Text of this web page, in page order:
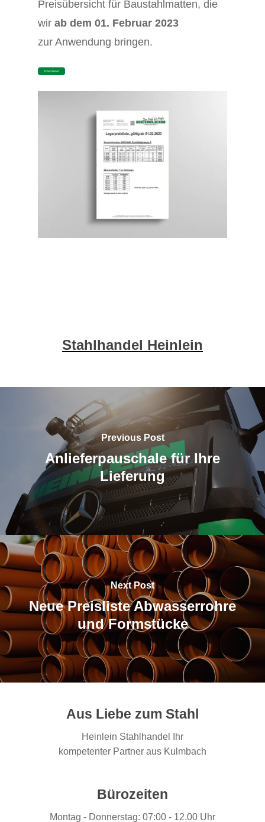
Preisübersicht für Baustahlmatten, die
wir ab dem 01. Februar 2023
zur Anwendung bringen.
Download
Stahlhandel Heinlein
Previous Post
Anlieferpauschale für Ihre
Lieferung
Next Post
Neue Preisliste Abwasserrohre
und Formstücke
Aus Liebe zum Stahl
Heinlein Stahlhandel Ihr
kompetenter Partner aus Kulmbach
Bürozeiten
Montag - Donnerstag: 07:00 - 12.00 Uhr